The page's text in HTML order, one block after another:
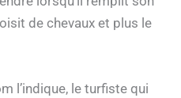
de chevaux et plus le
l’indique, le turfiste qui